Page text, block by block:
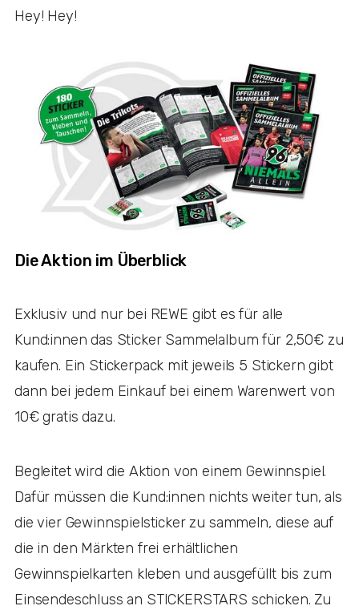
Hey! Hey!
Die Aktion im Überblick
Exklusiv und nur bei REWE gibt es für alle
Kund:innen das Sticker Sammelalbum für 2,50€ zu
kaufen. Ein Stickerpack mit jeweils 5 Stickern gibt
dann bei jedem Einkauf bei einem Warenwert von
10€ gratis dazu.
Begleitet wird die Aktion von einem Gewinnspiel.
Dafür müssen die Kund:innen nichts weiter tun, als
die vier Gewinnspielsticker zu sammeln, diese auf
die in den Märkten frei erhältlichen
Gewinnspielkarten kleben und ausgefüllt bis zum
Einsendeschluss an STICKERSTARS schicken. Zu